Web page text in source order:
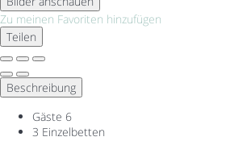
Zu meinen Favoriten hinzufügen
Teilen
Beschreibung
Gäste 6
3 Einzelbetten